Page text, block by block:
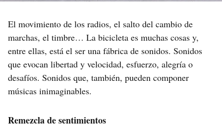
El movimiento de los radios, el salto del cambio de
marchas, el timbre… La bicicleta es muchas cosas y,
entre ellas, está el ser una fábrica de sonidos. Sonidos
que evocan libertad y velocidad, esfuerzo, alegría o
desafíos. Sonidos que, también, pueden componer
músicas inimaginables.
Remezcla de sentimientos